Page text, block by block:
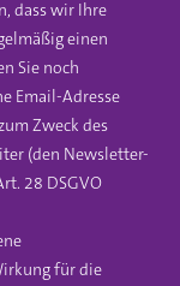
dass wir Ihre
einen
Sie noch
Email-Adresse
Zweck des
(den Newsletter-
28 DSGVO
für die